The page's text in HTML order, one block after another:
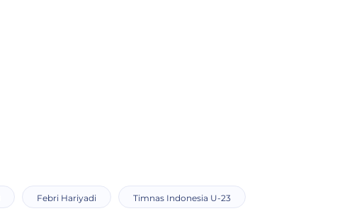
Febri Hariyadi Timnas Indonesia U-23